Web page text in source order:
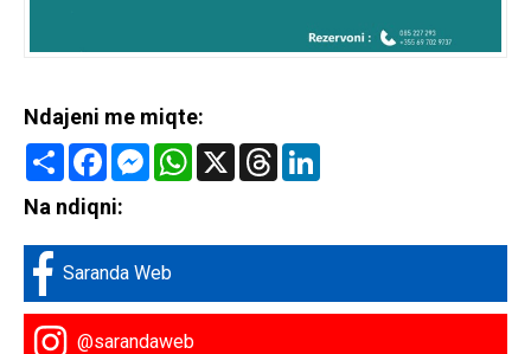
Ndajeni me miqte:
Share FacebookMessenger
WhatsApp
X Threads
Na ndiqni:
Saranda Web
@sarandaweb